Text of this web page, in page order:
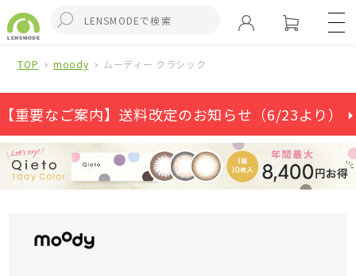
TOP moody ムーディー クラシック
【重要なご案内】送料改定のお知らせ（6/23より） ⏵